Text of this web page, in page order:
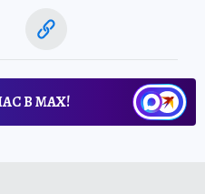
В МАХ!